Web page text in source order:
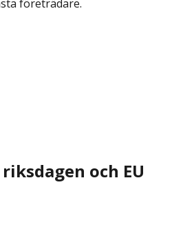
företrädare.
och EU